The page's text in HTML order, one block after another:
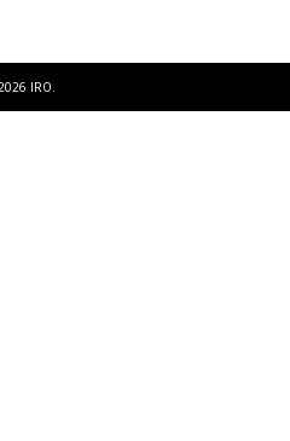
IRO.